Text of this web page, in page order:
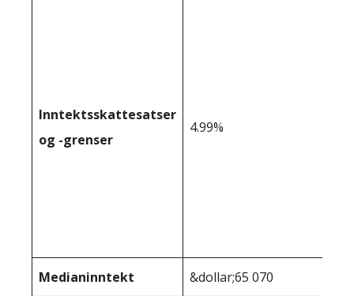
Inntektsskattesatser
og -grenser
4.99%
Medianinntekt &dollar;65 070